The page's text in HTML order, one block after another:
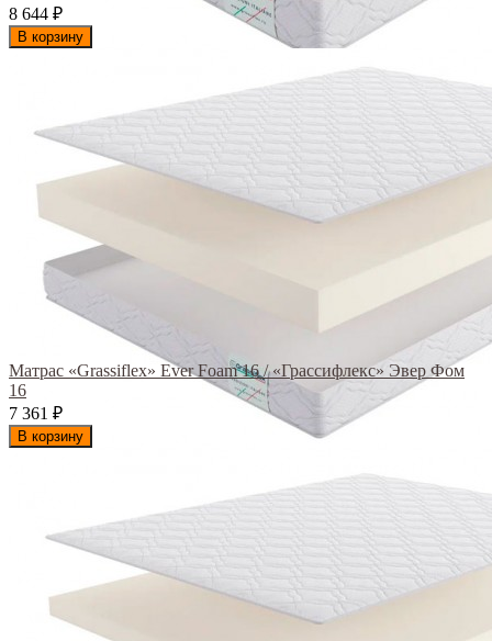
8 644 ₽
В корзину
Матрас «Grassiflex» Ever Foam 16 / «Грассифлекс» Эвер Фом
16
7 361
₽
В корзину